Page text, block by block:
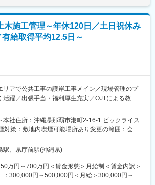
社内の全ての業務
、月残業30h程と働きやすい環境
支援が充実！
分野の学術者をお招きし、授業開催など、常に
やスキルを身に着けていただけます！
地上まで最新の機材を活用して空間情報を収集、
ムの実現に向けた自動走用の地図の試作構築に関
府から受託する等、国を挙げた自動走行の取組に
地図データと各種の情報をGIS（地理情報システ
業が抱える様々な課題を解決。
シリーズ』
空間情報データをもとに、システム上で「距離・
木施工管理～年休120日／土日祝休み
給取得平均12.5日～
リアで公共工事の護岸工事メイン／現場管理のプ
活躍／出張手当・福利厚生充実／OJTによる教育
て、沖縄県や離島（石垣島・宮古島）エリアを中
河川等の護岸工事における施工管理業務を担当い
に公共工事案件において、現場の主任技術者を務
・原価・品質の管理全般に携わり、地域インフラ
います。
本社住所：沖縄県那覇市港町2-16-1 ビックライス
対策：敷地内喫煙可能場所あり変更の範囲：会社
駅、県庁前駅(沖縄県)
万円～700万円＜賃金形態＞月給制＜賃金内訳＞
：300,000円～500,000円＜月給＞300,000円～